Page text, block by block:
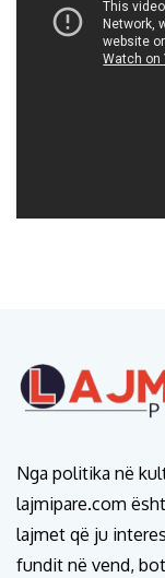
Nga politika në
lajmipare.com
lajmet që ju
fundit në vend,